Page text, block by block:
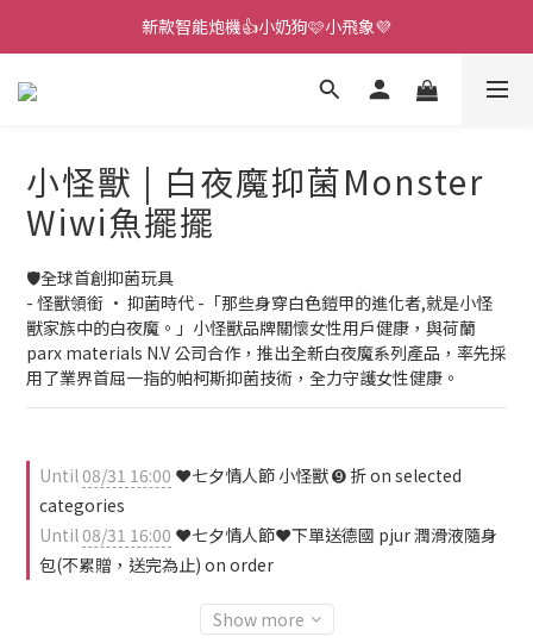
新款智能炮機👍小奶狗🩷小飛象💜
新款智能炮機👍小奶狗🩷小飛象💜
全球首款男性氣流式震動器✨全新升級 Ion2⚡直擊你的高潮神經
新款智能炮機👍小奶狗🩷小飛象💜
小怪獸 | 白夜魔抑菌Monster
Wiwi魚擺擺
🛡️全球首創抑菌玩具
- 怪獸領銜 · 抑菌時代 -「那些身穿白色鎧甲的進化者,就是小怪
獸家族中的白夜魔。」小怪獸品牌關懷女性用戶健康，與荷蘭
parx materials N.V 公司合作，推出全新白夜魔系列產品，率先採
用了業界首屈一指的帕柯斯抑菌技術，全力守護女性健康。
Until08/31 16:00 ❤️七夕情人節 小怪獸 ➒ 折 on selected
categories
Until08/31 16:00 ❤️七夕情人節❤️下單送德國 pjur 潤滑液隨身
包(不累贈，送完為止) on order
Show more